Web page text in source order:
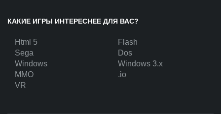
КАКИЕ ИГРЫ ИНТЕРЕСНЕЕ ДЛЯ ВАС?
Html 5
Flash
Sega
Dos
Windows
Windows 3.x
MMO
.io
VR